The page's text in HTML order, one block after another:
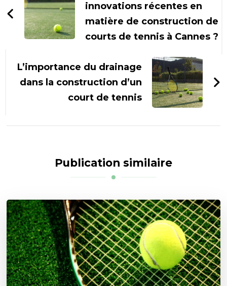
innovations récentes en
matière de construction de
courts de tennis à Cannes ?
L’importance du drainage
dans la construction d’un
court de tennis
Publication similaire